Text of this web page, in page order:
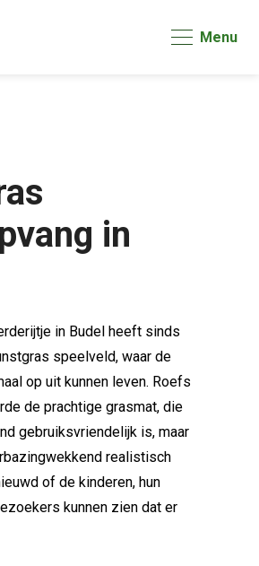
Menu
in
in Budel heeft sinds
speelveld, waar de
op uit kunnen leven. Roefs
de prachtige grasmat, die
gebruiksvriendelijk is, maar
realistisch
of de kinderen, hun
kunnen zien dat er